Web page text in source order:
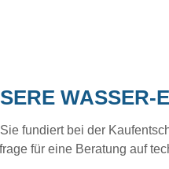
WASSER-
fundiert bei der
für eine Beratung auf